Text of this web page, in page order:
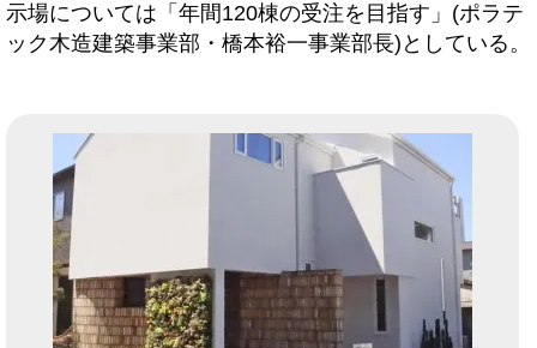
示場については「年間120棟の受注を目指す」(ポラテ
ック木造建築事業部・橋本裕一事業部長)としている。